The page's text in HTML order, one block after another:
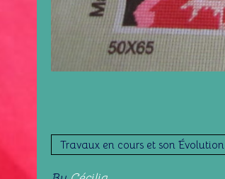
Travaux en cours et son Évolution